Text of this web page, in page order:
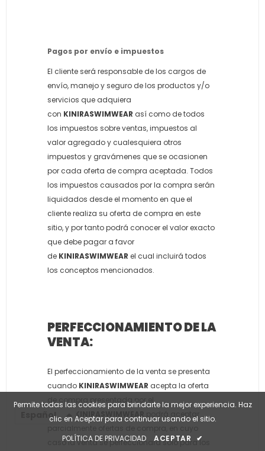
Pagos por envío e impuestos
El cliente será responsable de los cargos de
envío, manejo y seguro de los productos y/o
servicios que adquiera
con KINIRASWIMWEAR así como de todos
los impuestos sobre ventas, impuestos al
valor agregado y cualesquiera otros
impuestos y gravámenes que se ocasionen
por cada oferta de compra aceptada. Todos
los impuestos causados por la compra serán
liquidados desde el momento en que el
cliente realiza su oferta de compra en este
sitio, y por tanto podrá conocer el valor exacto
que debe pagar a favor
de KINIRASWIMWEAR el cual incluirá todos
los conceptos mencionados.
PERFECCIONAMIENTO DE LA
VENTA:
El perfeccionamiento de la venta se presenta
cuando KINIRASWIMWEAR acepta la oferta
de compra presentada por el
cliente.
KINIRASWIMWEAR
podrá aceptar
caso la venta se perfeccionará sólo para los
Permite todas las cookies para brindarte la mejor experiencia. Haz
clic en Aceptar para continuar usando el sitio.
POLÍTICA DE PRIVACIDAD
ACEPTAR ✔
Español